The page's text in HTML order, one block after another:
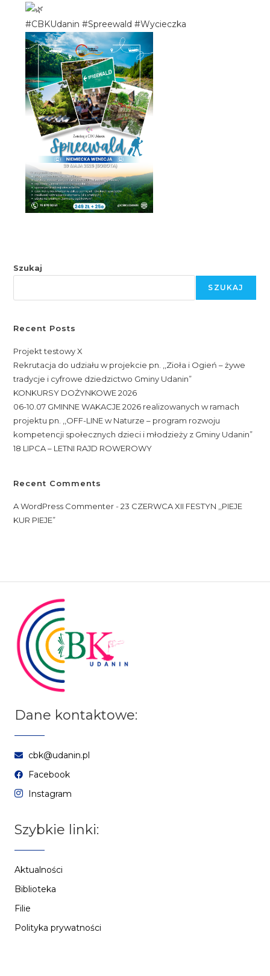
#CBKUdanin #Spreewald #Wycieczka
Szukaj
SZUKAJ
Recent Posts
Projekt testowy X
Rekrutacja do udziału w projekcie pn. ,,Zioła i Ogień – żywe
tradycje i cyfrowe dziedzictwo Gminy Udanin”
KONKURSY DOŻYNKOWE 2026
06-10.07 GMINNE WAKACJE 2026 realizowanych w ramach
projektu pn. ,,OFF-LINE w Naturze – program rozwoju
kompetencji społecznych dzieci i młodzieży z Gminy Udanin”
18 LIPCA – LETNI RAJD ROWEROWY
Recent Comments
A WordPress Commenter-23 CZERWCA XII FESTYN ,,PIEJE
KUR PIEJE”
Dane kontaktowe:
cbk@udanin.pl
Facebook
Instagram
Szybkie linki:
Aktualności
Biblioteka
Filie
Polityka prywatności